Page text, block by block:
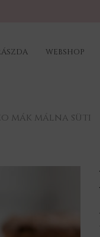
WEBSHOP
mák málna süti